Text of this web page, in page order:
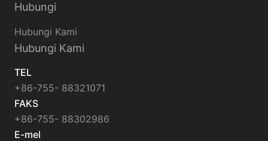
Hubungi
Hubungi Kami
Hubungi Kami
TEL
+86-755- 88321071
FAKS
+86-755- 88302986
E-mel